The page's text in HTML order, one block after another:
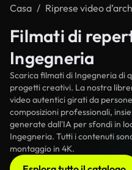
Casa Riprese video
Filmati di
Ingegneria
Scarica filmati di Ingegneria di
progetti creativi. La nostra
video autentici girati da
composizioni professionali,
generate dall'IA per sfondi in
Ingegneria. Tutti i contenuti
montaggio in 4K.